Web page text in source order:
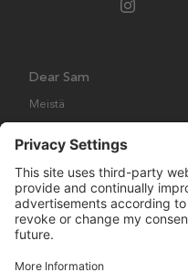
Dear Sam
Meistä